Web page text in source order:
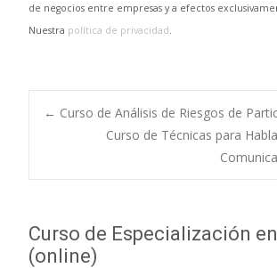
de negocios entre empresas y a efectos
Nuestra política de privacidad
entradas
← Curso de Análisis de Riesgos de
Curso de Técnicas para
Curso de Especialización
(online)